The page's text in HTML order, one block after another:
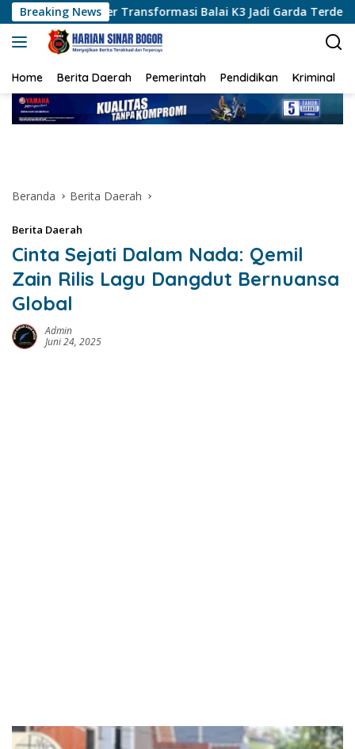
Langsung
ke
konten
Breaking NewsBalai K3 Jadi Garda Terdepan Pencegahan
Home Berita Daerah Pemerintah Pendidikan Kriminal
Beranda Berita Daerah
Berita Daerah
Cinta Sejati Dalam Nada: Qemil
Zain Rilis Lagu Dangdut Bernuansa
Global
Admin
Juni 24, 2025